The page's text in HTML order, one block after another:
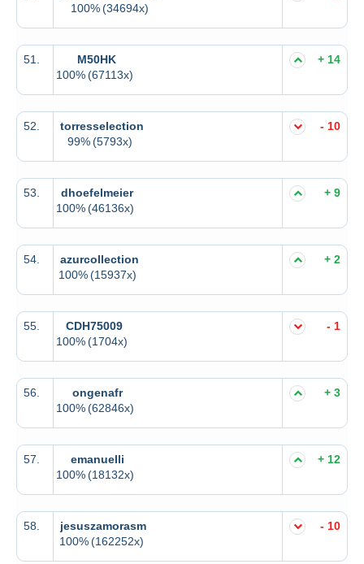
100% (34694x)
51.
M50HK
100%(67113x)
+ 14
52.
torresselection
99%(5793x)
- 10
53.
dhoefelmeier
100%(46136x)
+ 9
54.
azurcollection
100%(15937x)
+ 2
55.
CDH75009
100%(1704x)
- 1
56.
ongenafr
100%(62846x)
+ 3
57.
emanuelli
100%(18132x)
+ 12
58.
jesuszamorasm
100% (162252x)
- 10